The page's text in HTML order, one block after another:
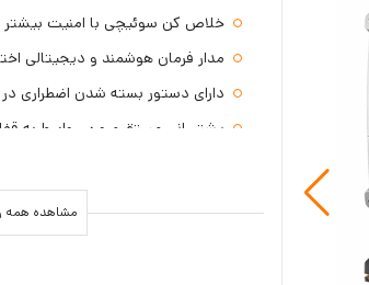
خلاص کن سوئیچی با امنیت بیشتر
مدار فرمان هوشمند و دیجیتالی
دارای دستور بسته شدن اضطراری
پشتیبانی مستقیم و بی واسط به
مشاهده همه